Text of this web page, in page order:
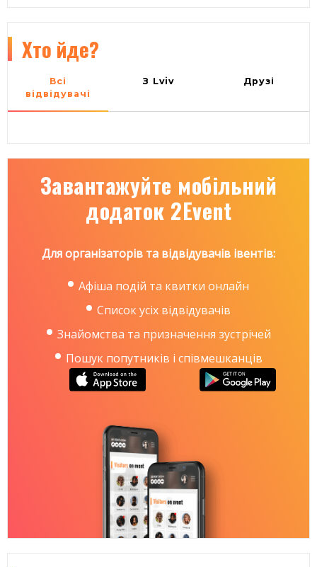
Спільно з
JagerVibes Ukraine
Наголошуємо. Вхід тільки для повнолітніх.
Ми залишаємо право відмовити у вході без
Місце проведення повідомимо напередодні
Хто йде?
Всі
відвідувачі
З Lviv Друзі
Завантажуйте мобільний
додаток 2Event
Для організаторів та відвідувачів івентів:
Афіша подій та квитки онлайн
Список усіх відвідувачів
Знайомства та призначення зустрічей
Пошук попутників і співмешканців